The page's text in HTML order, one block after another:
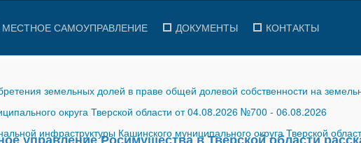
МЕСТНОЕ САМОУПРАВЛЕНИЕ ДОКУМЕНТЫ КОНТАКТЫ
земельных долей в праве общей долевой собственности на
округа Тверской области от 04.08.2026 №700 - 06.08.2026
инфраструктуры Кашинского муниципального округа Тверской